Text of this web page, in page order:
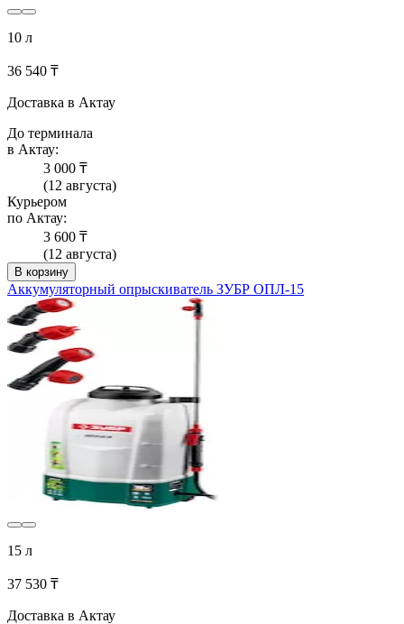
10 л
36 540 ₸
Доставка в Актау
До терминала
в Актау:
3 000 ₸
(12 августа)
Курьером
по Актау:
3 600 ₸
(12 августа)
В корзину
Аккумуляторный опрыскиватель ЗУБР ОПЛ-15
15 л
37 530 ₸
Доставка в Актау